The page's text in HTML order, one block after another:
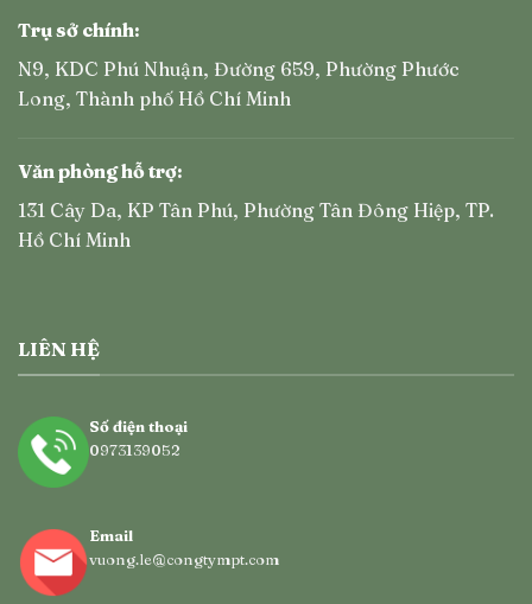
Trụ sở chính:
N9, KDC Phú Nhuận, Đường 659, Phường Phước
Long, Thành phố Hồ Chí Minh
Văn phòng hỗ trợ:
131 Cây Da, KP Tân Phú, Phường Tân Đông Hiệp, TP.
Hồ Chí Minh
LIÊN HỆ
Số điện thoại
0973139052
Email
vuong.le@congtympt.com